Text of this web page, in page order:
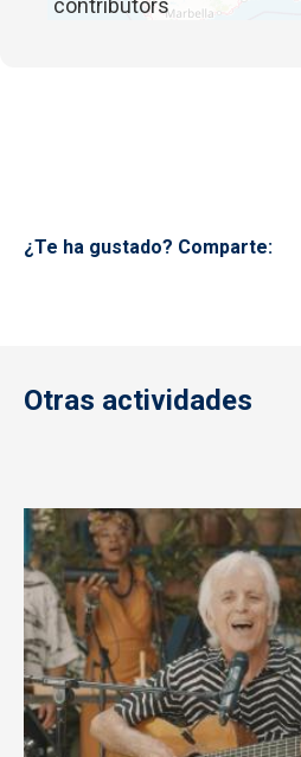
contributors
¿Te ha gustado? Comparte:
Otras actividades